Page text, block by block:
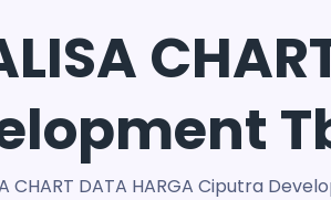
CHART DATA HARGA Ciputra